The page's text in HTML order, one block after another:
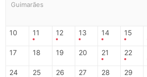
Guimarães
10 11 12 13 14 15
17 18 19 20 21 22
24 25 26 27 28 29